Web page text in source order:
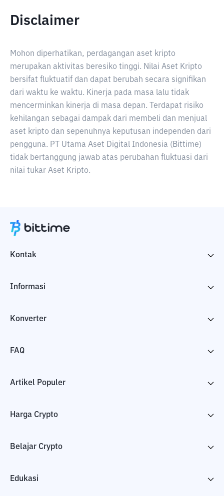
Disclaimer
Mohon diperhatikan, perdagangan aset kripto
merupakan aktivitas beresiko tinggi. Nilai Aset Kripto
bersifat fluktuatif dan dapat berubah secara signifikan
dari waktu ke waktu. Kinerja pada masa lalu tidak
mencerminkan kinerja di masa depan. Terdapat risiko
kehilangan sebagai dampak dari membeli dan menjual
aset kripto dan sepenuhnya keputusan independen dari
pengguna. PT Utama Aset Digital Indonesia (Bittime)
tidak bertanggung jawab atas perubahan fluktuasi dari
nilai tukar Aset Kripto.
Kontak
Informasi
Konverter
FAQ
Artikel Populer
Harga Crypto
Belajar Crypto
Edukasi